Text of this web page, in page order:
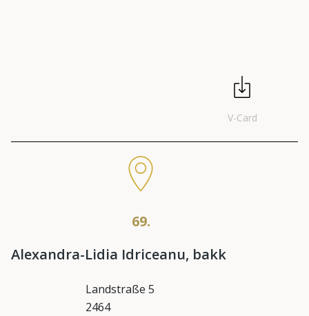
V-Card
69.
Alexandra-Lidia Idriceanu, bakk
Landstraße 5
2464